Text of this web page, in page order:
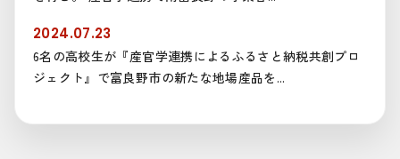
2024.07.23
6名の高校生が『産官学連携によるふるさと納税共創プロ
ジェクト』で富良野市の新たな地場産品を...